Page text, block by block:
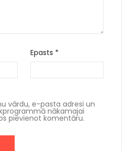
Epasts *
vārdu, e-pasta adresi un
nākamajai
pievienot komentāru.